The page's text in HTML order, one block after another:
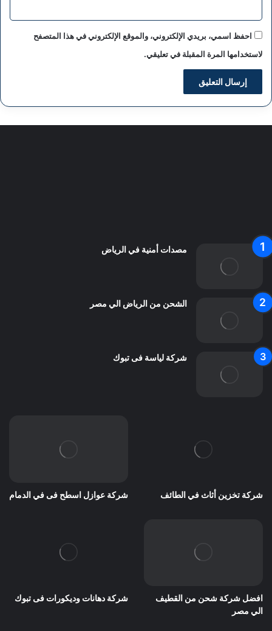
احفظ اسمي، بريدي الإلكتروني، والموقع الإلكتروني في هذا المتصفح
لاستخدامها المرة المقبلة في تعليقي.
مصدات أمنية في الرياض
الشحن من الرياض الي مصر
شركة لياسة فى تبوك
شركة تخزين أثاث في الطائف شركة عوازل اسطح فى في الدمام
افضل شركة شحن من القطيف
الي مصر
شركة دهانات وديكورات فى تبوك